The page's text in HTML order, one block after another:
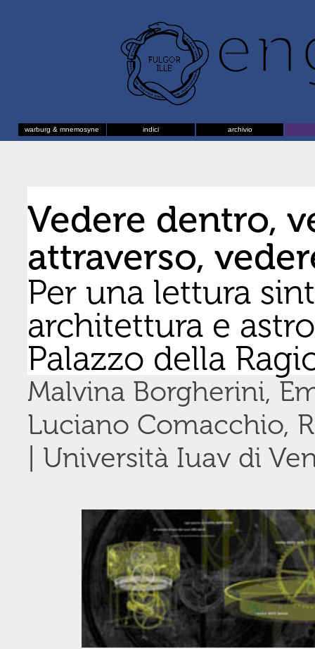
warburg & mnemosyne indici archivio
Vedere dentro,
attraverso,
Per una lettura
architettura e
Palazzo della
Malvina Borgherini,
Luciano Comacchio,
| Università Iuav di